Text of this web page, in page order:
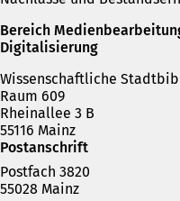
Bereich
Digitalisierung
Wissenschaftliche
Raum 609
Rheinallee 3 B
55116 Mainz
Postanschrift
Postfach 3820
55028 Mainz